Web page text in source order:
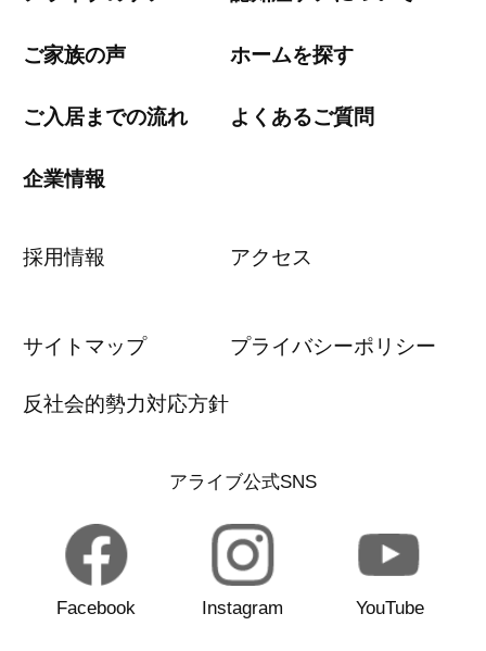
ご家族の声 ホームを探す
ご入居までの流れ よくあるご質問
企業情報
採用情報 アクセス
サイトマップ プライバシーポリシー
反社会的勢力対応方針
アライブ公式SNS
Facebook Instagram YouTube